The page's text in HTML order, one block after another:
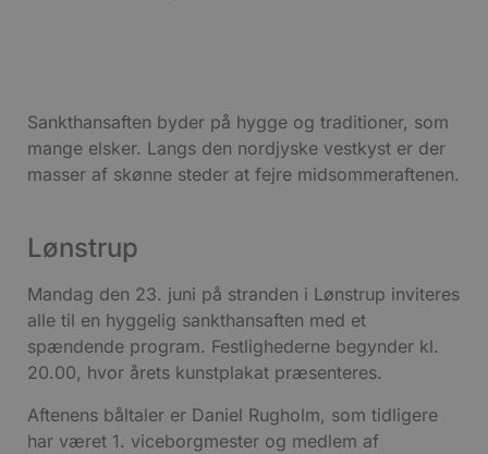
Sankthansaften byder på hygge og traditioner, som
mange elsker. Langs den nordjyske vestkyst er der
masser af skønne steder at fejre midsommeraftenen.
Lønstrup
Mandag den 23. juni på stranden i Lønstrup inviteres
alle til en hyggelig sankthansaften med et
spændende program. Festlighederne begynder kl.
20.00, hvor årets kunstplakat præsenteres.
Aftenens båltaler er Daniel Rugholm, som tidligere
har været 1. viceborgmester og medlem af